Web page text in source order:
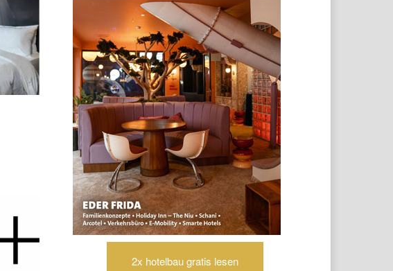
2x hotelbau gratis lesen